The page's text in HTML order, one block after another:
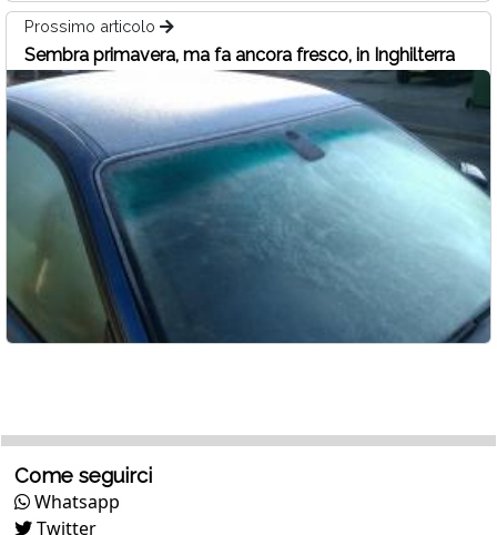
Prossimo articolo
Sembra primavera, ma fa ancora fresco, in Inghilterra
Come seguirci
Whatsapp
Twitter